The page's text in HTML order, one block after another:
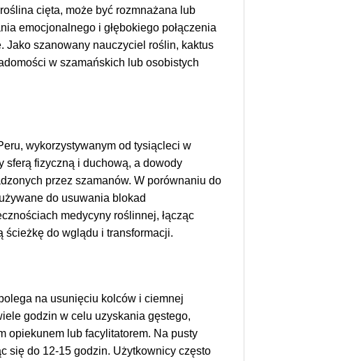
cięta, może być rozmnażana lub
emocjonalnego i głębokiego połączenia
szanowany nauczyciel roślin, kaktus
w szamańskich lub osobistych
wykorzystywanym od tysiącleci w
sferą fizyczną i duchową, a dowody
przez szamanów. W porównaniu do
do usuwania blokad
medycyny roślinnej, łącząc
do wglądu i transformacji.
na usunięciu kolców i ciemnej
godzin w celu uzyskania gęstego,
opiekunem lub facylitatorem. Na pusty
się do 12-15 godzin. Użytkownicy często